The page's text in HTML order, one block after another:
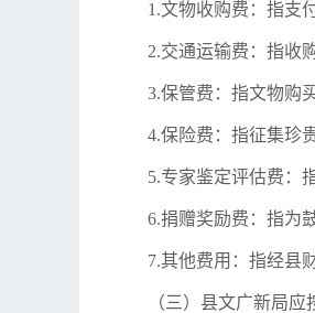
1.文物收购费：指支
2.交通运输费：指收
3.保管费：指文物购
4.保险费：指征集珍
5.专家鉴定评估费：
6.捐赠奖励费：指为
7.其他费用：指经县
（三）县文广新局